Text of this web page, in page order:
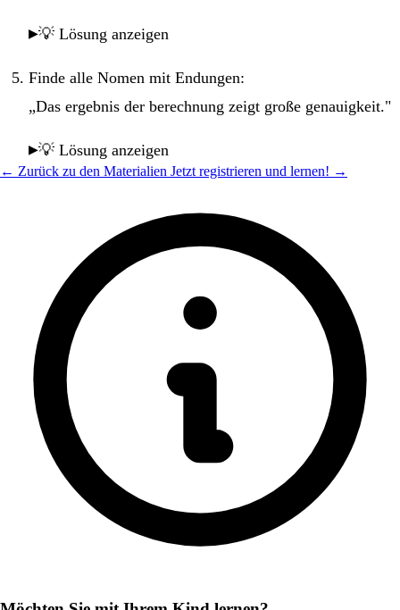
💡 Lösung anzeigen
Finde alle Nomen mit Endungen:
„Das ergebnis der berechnung zeigt große genauigkeit."
💡 Lösung anzeigen
← Zurück zu den Materialien Jetzt registrieren und lernen! →